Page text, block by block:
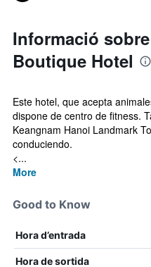
Informació
Boutique Hotel
Este hotel, que acepta
dispone de centro de fitness.
Keangnam Hanoi Landmark
conduciendo.
<...
More
Good to Know
Hora d’entrada
Hora de sortida